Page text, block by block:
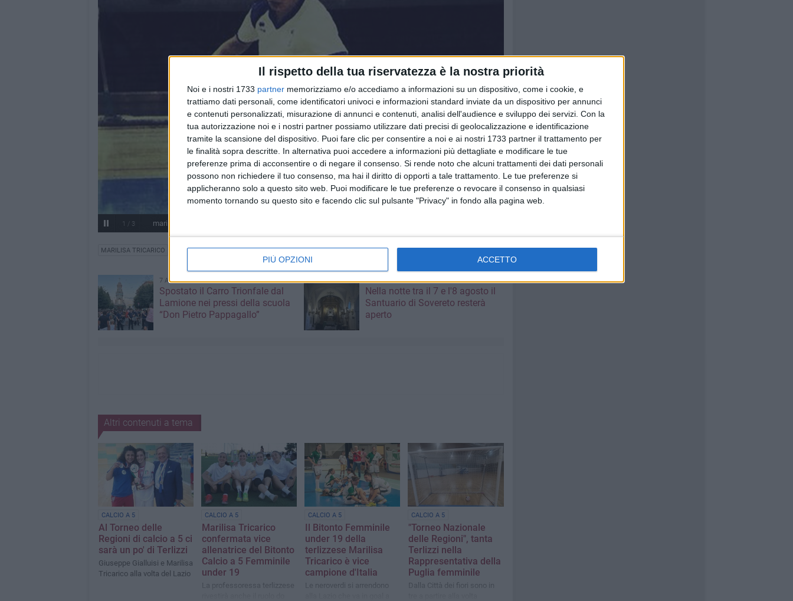
Il rispetto della tua riservatezza è la nostra priorità
Noi e i nostri 1733 partner memorizziamo e/o accediamo a informazioni su un dispositivo, come i cookie, e
trattiamo dati personali, come identificatori univoci e informazioni standard inviate da un dispositivo per annunci
e contenuti personalizzati, misurazione di annunci e contenuti, analisi dell'audience e sviluppo dei servizi. Con la
tua autorizzazione noi e i nostri partner possiamo utilizzare dati precisi di geolocalizzazione e identificazione
tramite la scansione del dispositivo. Puoi fare clic per consentire a noi e ai nostri 1733 partner il trattamento per
le finalità sopra descritte. In alternativa puoi accedere a informazioni più dettagliate e modificare le tue
preferenze prima di acconsentire o di negare il consenso. Si rende noto che alcuni trattamenti dei dati personali
possono non richiedere il tuo consenso, ma hai il diritto di opporti a tale trattamento. Le tue preferenze si
applicheranno solo a questo sito web. Puoi modificare le tue preferenze o revocare il consenso in qualsiasi
momento tornando su questo sito e facendo clic sul pulsante "Privacy" in fondo alla pagina web.
PIÙ OPZIONI ACCETTO
1 / 3 marilisa tricarico
MARILISA TRICARICO
7 AGOSTO 2026
Spostato il Carro Trionfale dal
Lamione nei pressi della scuola
“Don Pietro Pappagallo”
7 AGOSTO 2026
Nella notte tra il 7 e l'8 agosto il
Santuario di Sovereto resterà
aperto
Altri contenuti a tema
CALCIO A 5
Al Torneo delle
Regioni di calcio a 5 ci
sarà un po' di Terlizzi
Giuseppe Gialluisi e Marilisa
Tricarico alla volta del Lazio
CALCIO A 5
Marilisa Tricarico
confermata vice
allenatrice del Bitonto
Calcio a 5 Femminile
under 19
La professoressa terlizzese
CALCIO A 5
Il Bitonto Femminile
under 19 della
terlizzese Marilisa
Tricarico è vice
campione d'Italia
Le neroverdi si arrendono
CALCIO A 5
"Torneo Nazionale
delle Regioni", tanta
Terlizzi nella
Rappresentativa della
Puglia femminile
Dalla Città dei fiori sono in